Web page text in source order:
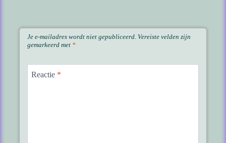
Je e-mailadres wordt niet gepubliceerd. Vereiste velden zijn
gemarkeerd met *
Reactie *